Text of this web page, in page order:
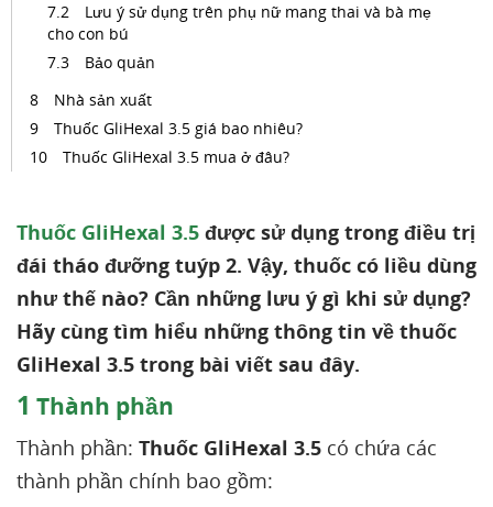
Lưu ý sử dụng trên phụ nữ mang thai và bà mẹ
cho con bú
Bảo quản
Nhà sản xuất
Thuốc GliHexal 3.5 giá bao nhiêu?
Thuốc GliHexal 3.5 mua ở đâu?
Thuốc GliHexal 3.5 được sử dụng trong điều trị
đái tháo đưỡng tuýp 2. Vậy, thuốc có liều dùng
như thế nào? Cần những lưu ý gì khi sử dụng?
Hãy cùng tìm hiểu những thông tin về thuốc
GliHexal 3.5 trong bài viết sau đây.
1 Thành phần
Thành phần: Thuốc GliHexal 3.5 có chứa các
thành phần chính bao gồm: